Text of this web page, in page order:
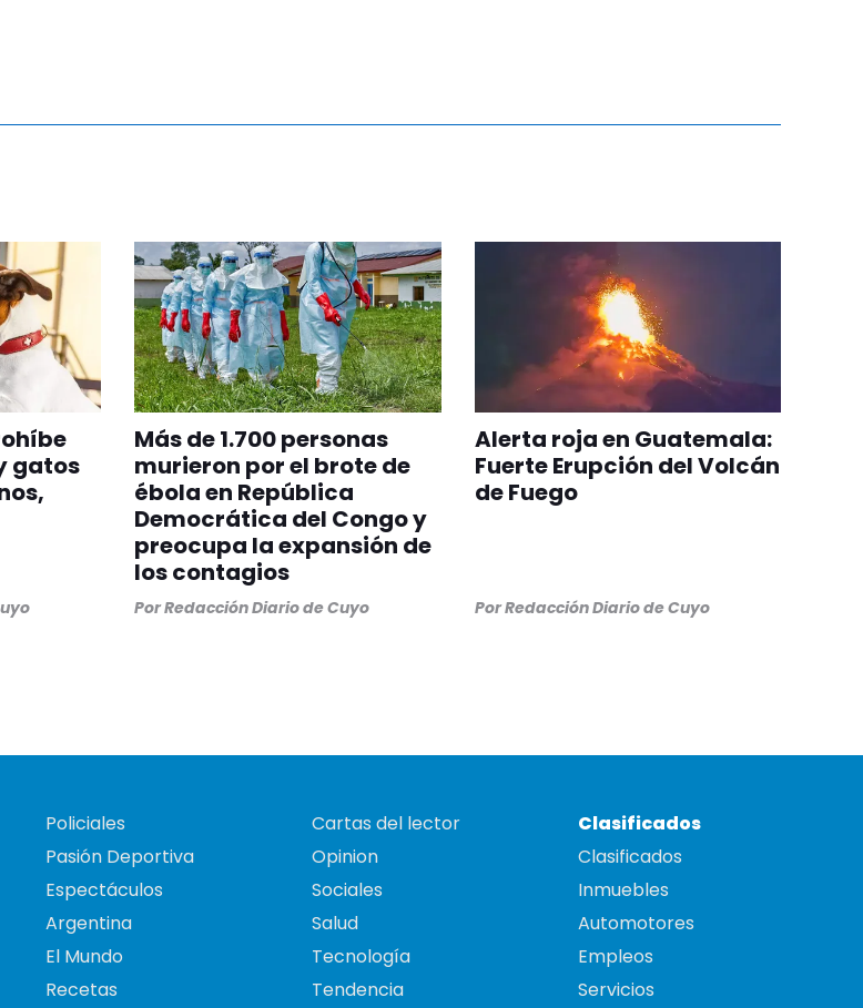
gatos
Más de 1.700 personas
murieron por el brote de
ébola en República
Democrática del Congo y
preocupa la expansión de
los contagios
PorRedacción Diario de Cuyo
Alerta roja en Guatemala:
Fuerte Erupción del Volcán
de Fuego
PorRedacción Diario de Cuyo
Policiales
Pasión Deportiva
Espectáculos
Argentina
El Mundo
Recetas
Cartas del lector
Opinion
Sociales
Salud
Tecnología
Tendencia
Clasificados
Clasificados
Inmuebles
Automotores
Empleos
Servicios